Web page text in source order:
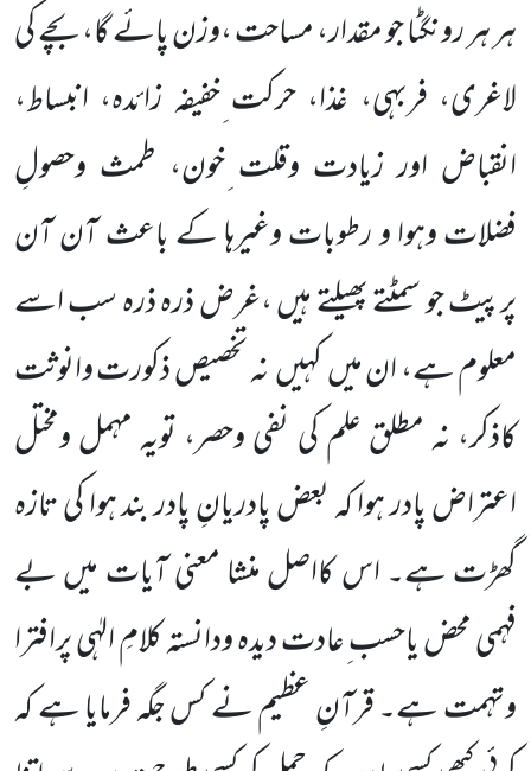
ہر ہر رونگٹا جو مقدار، مساحت ،وزن پائے گا، بچے کی
لاغری، فربہی، غذا، حرکت ِخفیفہ زائدہ، انبساط،
انقباض اور زیادت وقلت ِخون، طمث وحصولِ
فضلات وہوا و رطوبات وغیرہا کے باعث آن آن
پرپیٹ جو سمٹتے پھیلتے ہیں ،غرض ذرہ ذرہ سب اسے
معلوم ہے، ان میں کہیں نہ تخصیص ذکورت وانوثت
کاذکر، نہ مطلق علم کی نفی وحصر، تویہ مہمل ومختل
اعتراض پادر ہوا کہ بعض پادریانِ پادر بند ہوا کی تازہ
گھڑت ہے۔ اس کااصل منشا معنی آیات میں بے
فہمی محض یاحسب ِعادت دیدہ ودانستہ کلامِ الہٰی پرافترا
وتہمت ہے۔ قرآنِ عظیم نے کس جگہ فرمایا ہے کہ